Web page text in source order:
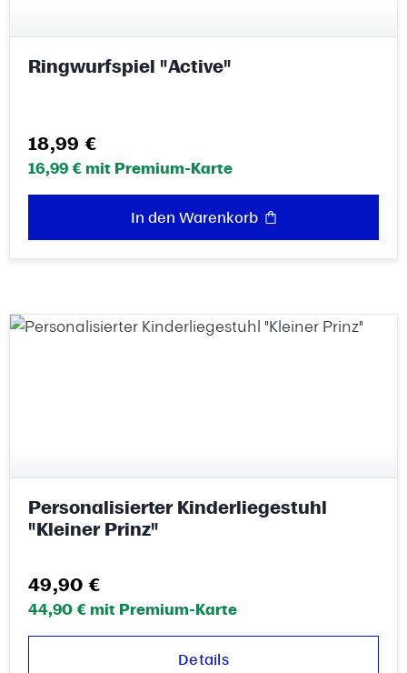
Ringwurfspiel "Active"
Regulärer Preis:
18,99 €
16,99 € mit Premium-Karte
In den Warenkorb
Personalisierter Kinderliegestuhl
"Kleiner Prinz"
Regulärer Preis:
49,90 €
44,90 € mit Premium-Karte
Details